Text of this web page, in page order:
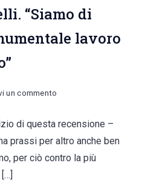
“Siamo di
lavoro
un commento
pergamene
di
Conversano,
di questa recensione –
prassi per altro anche ben
per ciò contro la più